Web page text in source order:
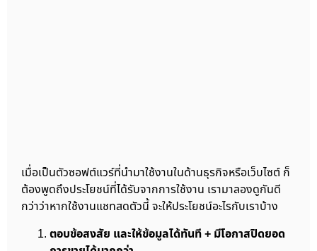
เมื่อเป็นตัวซอฟต์แวร์ที่นำมาใช้งานในด้านธุรกิจหรือเว็บไซต์ ก็
ต้องพูดถึงประโยชน์ที่ได้รับจากการใช้งาน เรามาลองดูกันดี
กว่าว่าหากใช้งานแชทสดตัวนี้ จะให้ประโยชน์อะไรกับเราบ้าง
ตอบข้อสงสัย และให้ข้อมูลได้ทันที + มีโอกาสปิดยอด